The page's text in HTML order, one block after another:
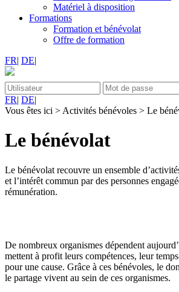
Matériel à disposition
Formations
Formation et bénévolat
Offre de formation
FR| DE|
FR| DE|
Vous êtes ici > Activités bénévoles > Le
Le bénévolat
Le bénévolat recouvre un ensemble
et l’intérêt commun par des personnes
rémunération.
De nombreux organismes dépendent
mettent à profit leurs compétences, leur
pour une cause. Grâce à ces bénévoles, le
le partage vivent au sein de ces organismes.